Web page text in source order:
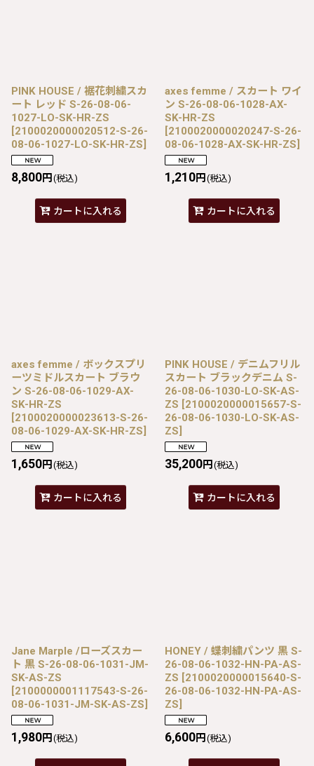
PINK HOUSE / 裾花刺繍スカ
ート レッド S-26-08-06-
1027-LO-SK-HR-ZS
[2100020000020512-S-26-
08-06-1027-LO-SK-HR-ZS]
8,800円 (税込)
カートに入れる
axes femme / スカート ワイ
ン S-26-08-06-1028-AX-
SK-HR-ZS
[2100020000020247-S-26-
08-06-1028-AX-SK-HR-ZS]
1,210円 (税込)
カートに入れる
axes femme / ボックスプリ
ーツミドルスカート ブラウ
ン S-26-08-06-1029-AX-
SK-HR-ZS
[2100020000023613-S-26-
08-06-1029-AX-SK-HR-ZS]
1,650円 (税込)
カートに入れる
PINK HOUSE / デニムフリル
スカート ブラックデニム S-
26-08-06-1030-LO-SK-AS-
ZS [2100020000015657-S-
26-08-06-1030-LO-SK-AS-
ZS]
35,200円 (税込)
カートに入れる
Jane Marple /ローズスカー
ト 黒 S-26-08-06-1031-JM-
SK-AS-ZS
[2100000001117543-S-26-
08-06-1031-JM-SK-AS-ZS]
1,980円 (税込)
HONEY / 蝶刺繍パンツ 黒 S-
26-08-06-1032-HN-PA-AS-
ZS [2100020000015640-S-
26-08-06-1032-HN-PA-AS-
ZS]
6,600円 (税込)